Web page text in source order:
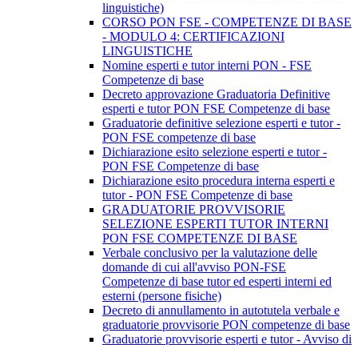
linguistiche)
CORSO PON FSE - COMPETENZE DI BASE
- MODULO 4: CERTIFICAZIONI
LINGUISTICHE
Nomine esperti e tutor interni PON - FSE
Competenze di base
Decreto approvazione Graduatoria Definitive
esperti e tutor PON FSE Competenze di base
Graduatorie definitive selezione esperti e tutor -
PON FSE competenze di base
Dichiarazione esito selezione esperti e tutor -
PON FSE Competenze di base
Dichiarazione esito procedura interna esperti e
tutor - PON FSE Competenze di base
GRADUATORIE PROVVISORIE
SELEZIONE ESPERTI TUTOR INTERNI
PON FSE COMPETENZE DI BASE
Verbale conclusivo per la valutazione delle
domande di cui all'avviso PON-FSE
Competenze di base tutor ed esperti interni ed
esterni (persone fisiche)
Decreto di annullamento in autotutela verbale e
graduatorie provvisorie PON competenze di base
Graduatorie provvisorie esperti e tutor - Avviso di